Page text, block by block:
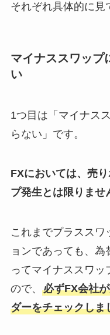
それぞれ具体的に見
マイナススワップ
い
1つ目は「マイナス
らない」です。
FXにおいては、売
プ発生とは限りませ
これまでプラススワ
ョンであっても、為
ってマイナススワッ
ので、 必ずFX会社
ダーをチェックしま